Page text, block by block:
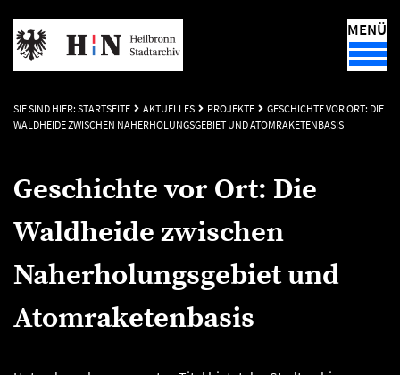
MENÜ
SIE SIND HIER: STARTSEITE AKTUELLES PROJEKTE
GESCHICHTE VOR ORT: DIE
WALDHEIDE ZWISCHEN NAHERHOLUNGSGEBIET UND ATOMRAKETENBASIS
Geschichte vor Ort: Die
Waldheide zwischen
Naherholungsgebiet und
Atomraketenbasis